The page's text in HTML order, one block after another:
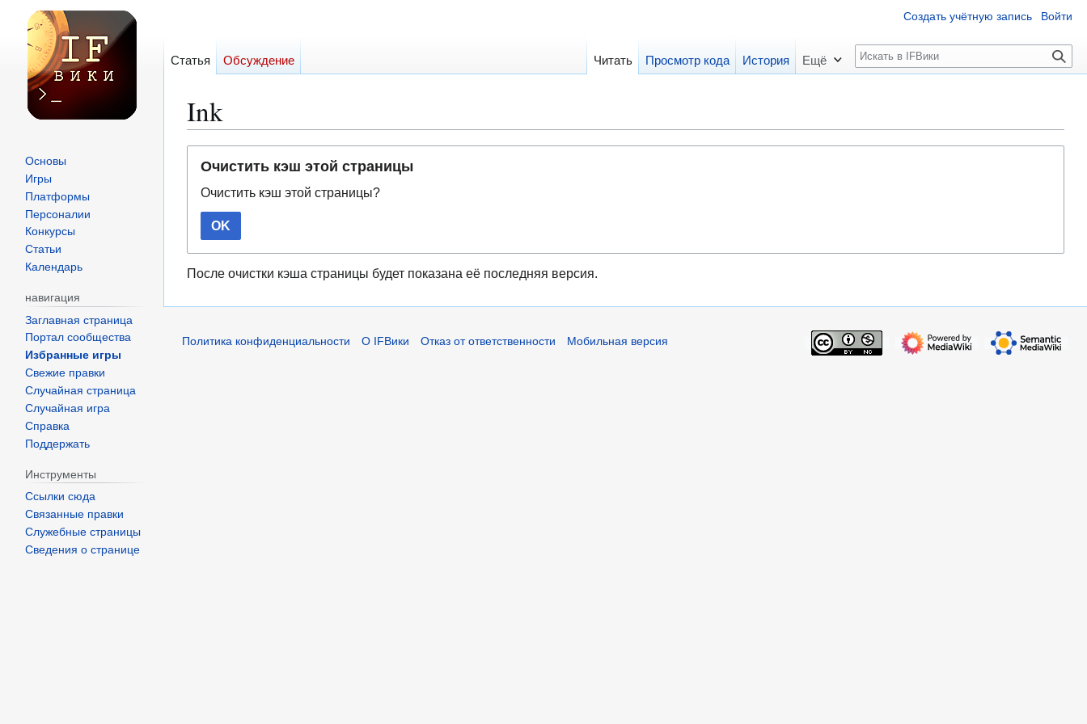
Ink
навигации
поиску
Очистить кэш этой страницы
Очистить кэш этой страницы?
OK
После очистки кэша страницы будет показана её последняя версия.
Создать учётную запись Войти
Статья Обсуждение Читать Просмотр кода История Ещё
П
о
к
Основы
Игры
Платформы
Персоналии
Конкурсы
Статьи
Календарь
навигация
Заглавная страница
Портал сообщества
Избранные игры
Свежие правки
Случайная страница
Случайная игра
Справка
Поддержать
Инструменты
Ссылки сюда
Связанные правки
Служебные страницы
Сведения о странице
Политика конфиденциальности О IFВики Отказ от ответственности Мобильная версия